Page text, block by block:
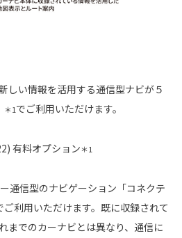
しい情報を活用する通信型ナビが５
＊1でご利用いただけます。
有料オプション＊1
通信型のナビゲーション「コネクテ
利用いただけます。既に収録されて
までのカーナビとは異なり、通信に